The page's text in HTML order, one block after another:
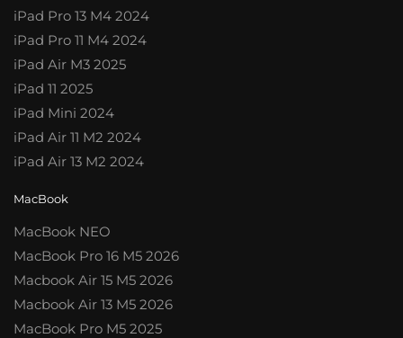
iPad Pro 13 M4 2024
iPad Pro 11 M4 2024
iPad Air M3 2025
iPad 11 2025
iPad Mini 2024
iPad Air 11 M2 2024
iPad Air 13 M2 2024
MacBook
MacBook NEO
MacBook Pro 16 M5 2026
Macbook Air 15 M5 2026
Macbook Air 13 M5 2026
MacBook Pro M5 2025